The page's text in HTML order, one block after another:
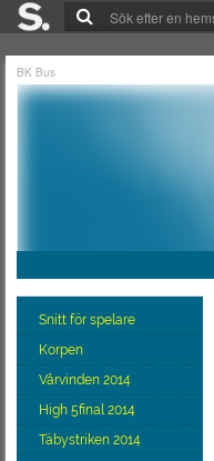
BK Bus
Snitt för spelare
Korpen
Vårvinden 2014
High 5final 2014
Täbystriken 2014